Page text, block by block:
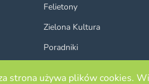
Felietony
Zielona Kultura
Poradniki
strona używa plików cookies.